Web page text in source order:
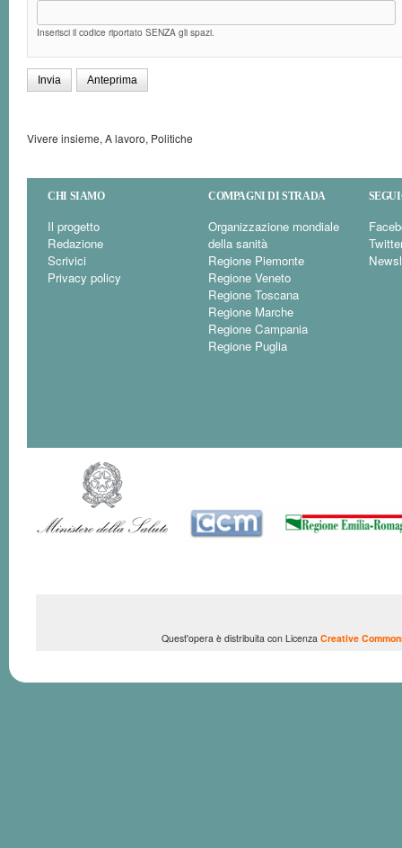
Inserisci il codice riportato SENZA gli spazi.
Vivere insieme, A lavoro, Politiche
CHI SIAMO
Il progetto
Redazione
Scrivici
Privacy policy
COMPAGNI DI STRADA
Organizzazione mondiale
della sanità
Regione Piemonte
Regione Veneto
Regione Toscana
Regione Marche
Regione Campania
Regione Puglia
Quest'opera è distribuita con Licenza Creative